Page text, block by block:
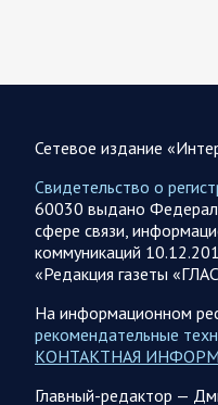
представители
Сводка военных
августа. Коротко
Группировка войск
пункт Ивановка в
вооруженные силы за
08.08.2026 10:09
В ночь 8 августа ВС РФ
Сетевое издание
Свидетельство о
60030 выдано
сфере связи,
коммуникаций
«Редакция газеты
На информационном
рекомендательные
КОНТАКТНАЯ
Главный-редактор —